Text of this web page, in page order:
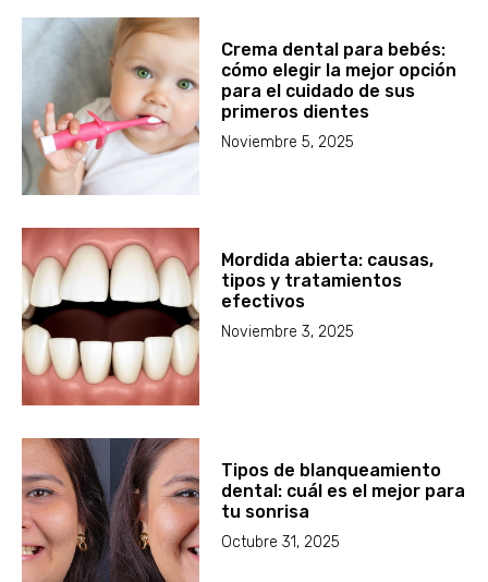
Crema dental para bebés:
cómo elegir la mejor opción
para el cuidado de sus
primeros dientes
Noviembre 5, 2025
Mordida abierta: causas,
tipos y tratamientos
efectivos
Noviembre 3, 2025
Tipos de blanqueamiento
dental: cuál es el mejor para
tu sonrisa
Octubre 31, 2025